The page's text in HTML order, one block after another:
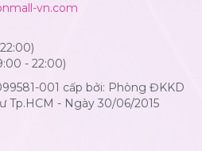
vn.com
- 22:00)
001 cấp bởi: Phòng ĐKKD
Tp.HCM - Ngày 30/06/2015